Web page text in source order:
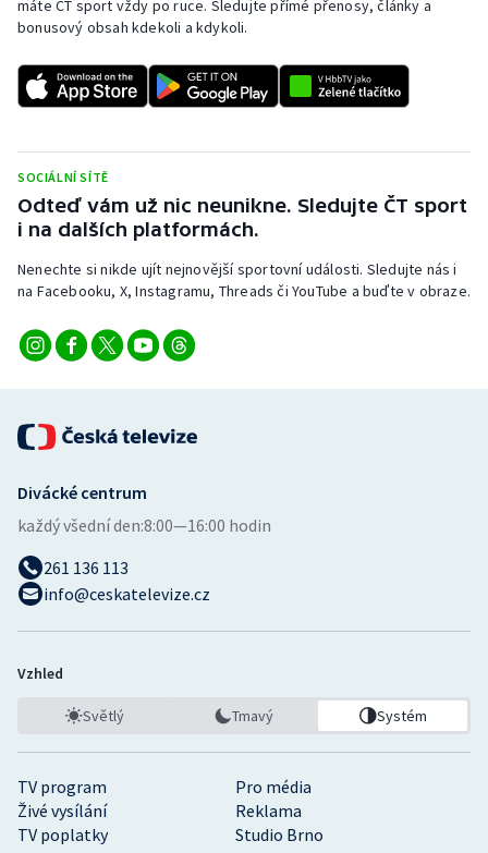
máte ČT sport vždy po ruce. Sledujte přímé přenosy, články a
bonusový obsah kdekoli a kdykoli.
SOCIÁLNÍ SÍTĚ
Odteď vám už nic neunikne. Sledujte ČT sport
i na dalších platformách.
Nenechte si nikde ujít nejnovější sportovní události. Sledujte nás i
na Facebooku, X, Instagramu, Threads či YouTube a buďte v obraze.
TV program
Pro média
Živé vysílání
Reklama
TV poplatky
Studio Brno
Divácké centrum
každý všední den:8:00—16:00 hodin
261 136 113
info@ceskatelevize.cz
Vzhled
Světlý Tmavý Systém